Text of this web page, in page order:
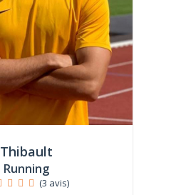
Thibault
Running
(3 avis)